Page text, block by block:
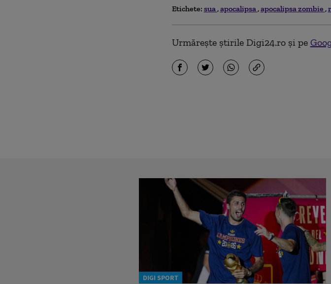
Etichete: sua apocalipsa apocalipsa zombie
Urmărește știrile Digi24.ro și pe
DIGI SPORT